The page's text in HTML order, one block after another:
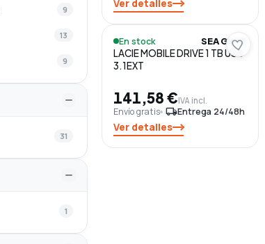
9
13
9
31
1
Ver detalles
En stock SEAGATE
LACIE MOBILE DRIVE 1 TB USB
3.1EXT
141,58 €IVA incl.
Envío gratis local_shippingEntrega 24/48h
Ver detalles